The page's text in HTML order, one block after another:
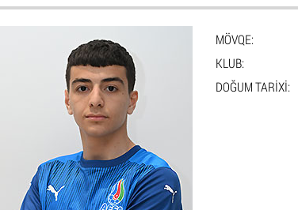
MÖVQE:
KLUB:
DOĞUM TARIXI: